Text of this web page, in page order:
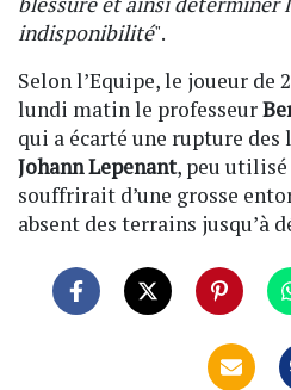
indisponibilité".
Selon l’Equipe, le joueur de
lundi matin le professeur
qui a écarté une rupture
Johann Lepenant, peu
souffrirait d’une grosse
absent des terrains jusqu’à